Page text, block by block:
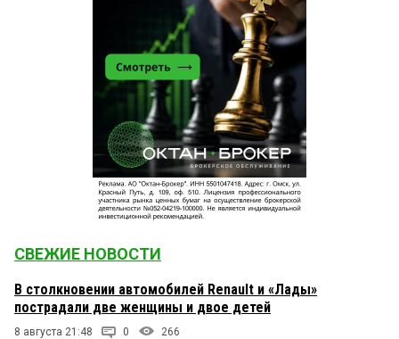
СВЕЖИЕ НОВОСТИ
В столкновении автомобилей Renault и «Лады»
пострадали две женщины и двое детей
8 августа 21:48 0 266